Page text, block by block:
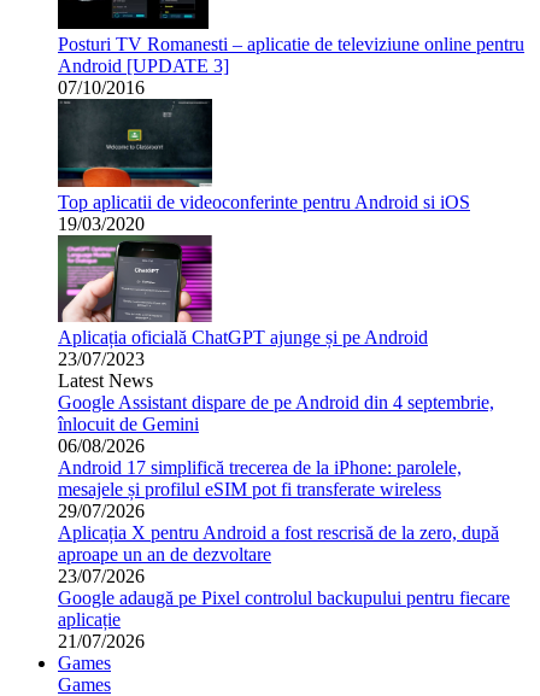
Posturi TV Romanesti – aplicatie de televiziune online pentru
Android [UPDATE 3]
07/10/2016
Top aplicatii de videoconferinte pentru Android si iOS
19/03/2020
Aplicația oficială ChatGPT ajunge și pe Android
23/07/2023
Latest News
Google Assistant dispare de pe Android din 4 septembrie,
înlocuit de Gemini
06/08/2026
Android 17 simplifică trecerea de la iPhone: parolele,
mesajele și profilul eSIM pot fi transferate wireless
29/07/2026
Aplicația X pentru Android a fost rescrisă de la zero, după
aproape un an de dezvoltare
23/07/2026
Google adaugă pe Pixel controlul backupului pentru fiecare
aplicație
21/07/2026
Games
Games